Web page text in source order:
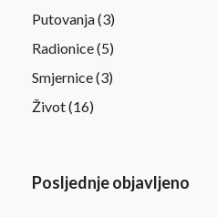
Putovanja(3)
Radionice(5)
Smjernice(3)
Život(16)
Posljednje objavljeno